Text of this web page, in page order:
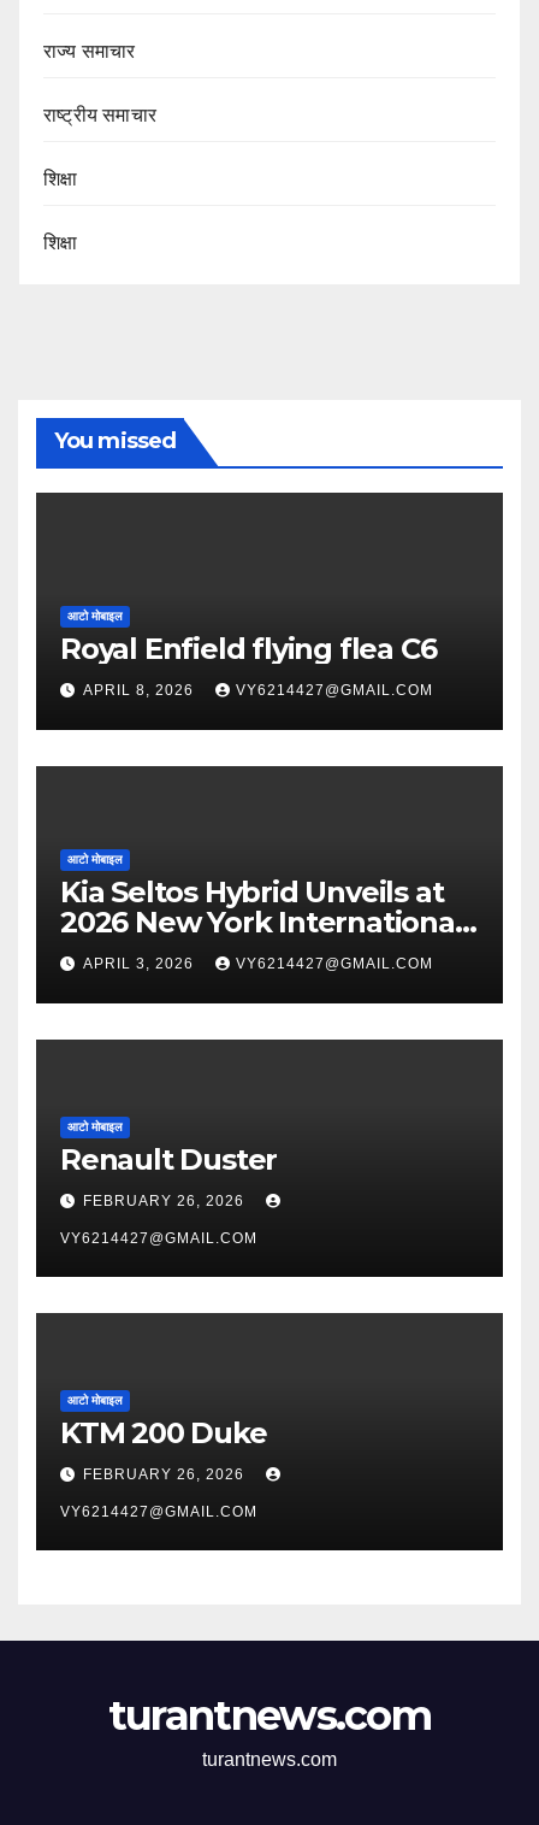
राज्य समाचार
राष्ट्रीय समाचार
शिक्षा
शिक्षा
You missed
आटो मोबाइल
Royal Enfield flying flea C6
APRIL 8, 2026 VY6214427@GMAIL.COM
आटो मोबाइल
Kia Seltos Hybrid Unveils at
2026 New York International
Auto Show
APRIL 3, 2026 VY6214427@GMAIL.COM
आटो मोबाइल
Renault Duster
FEBRUARY 26, 2026
VY6214427@GMAIL.COM
आटो मोबाइल
KTM 200 Duke
FEBRUARY 26, 2026
VY6214427@GMAIL.COM
turantnews.com
turantnews.com